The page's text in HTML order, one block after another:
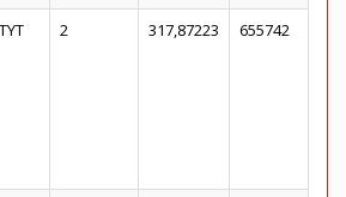
TYT 2 317,87223 655742